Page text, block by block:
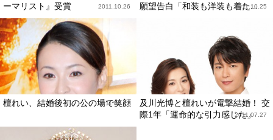
ーマリスト』受賞
2011.10.26
願望告白「和装も洋装も着た...
2011.10.25
檀れい、結婚後初の公の場で笑顔
2011.09.22
及川光博と檀れいが電撃結婚！ 交
際1年「運命的な引力感じた」
2011.07.27